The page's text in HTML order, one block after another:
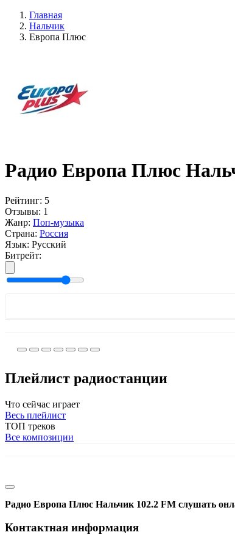
Главная
Нальчик
Европа Плюс
Радио Европа Плюс
Рейтинг: 5
Отзывы: 1
Жанр: Поп-музыка
Страна: Россия
Язык: Русский
Битрейт:
Плейлист радиостанции
Что сейчас играет
Весь плейлист
ТОП треков
Все композиции
Радио Европа Плюс Нальчик 102.2 FM слушать
Контактная информация